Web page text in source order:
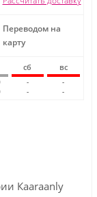
Переводом на
карту
сб вс
-
-
-
-
Кaaraanly